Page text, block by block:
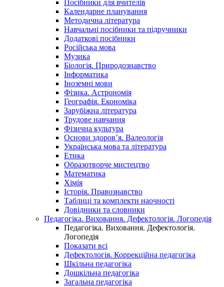
Посібники для вчителів
Календарне планування
Методична література
Навчальні посібники та підручники
Додаткові посібники
Російська мова
Музика
Біологія. Природознавство
Інформатика
Іноземні мови
Фізика. Астрономія
Географія. Економіка
Зарубіжна література
Трудове навчання
Фізична культура
Основи здоров’я. Валеологія
Українська мова та література
Етика
Образотворче мистецтво
Математика
Хімія
Історія. Правознавство
Таблиці та комплекти наочності
Довідники та словники
Педагогіка. Виховання. Дефектологія. Логопедія
Педагогіка. Виховання. Дефектологія.
Логопедія
Показати всі
Дефектологія. Коррекційна педагогіка
Шкільна педагогіка
Дошкільна педагогіка
Загальна педагогіка